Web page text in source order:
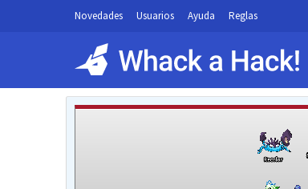
Novedades Usuarios Ayuda Reglas